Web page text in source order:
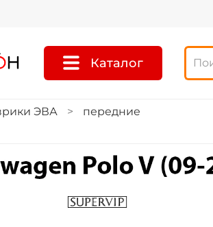
Каталог
ЭВА передние